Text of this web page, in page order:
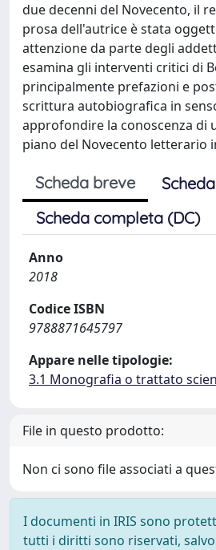
due decenni del Novecento, il
prosa dell'autrice è stata
attenzione da parte degli
esamina gli interventi critici di
principalmente prefazioni e
scrittura autobiografica in
approfondire la conoscenza di
piano del Novecento letterario
Scheda breve
Scheda completa (DC)
Anno
2018
Codice ISBN
9788871645797
Appare nelle tipologie:
3.1 Monografia o trattato
File in questo prodotto:
Non ci sono file associati a
I documenti in IRIS sono
tutti i diritti sono riservati,